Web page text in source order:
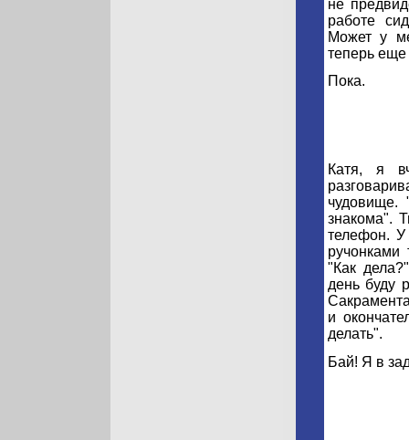
не
работе
Может у
теперь еще
Пока.
Катя, я
чудовище.
знакома".
телефон.
ручонками
"Как
день буду
и
делать".
Бай! Я в